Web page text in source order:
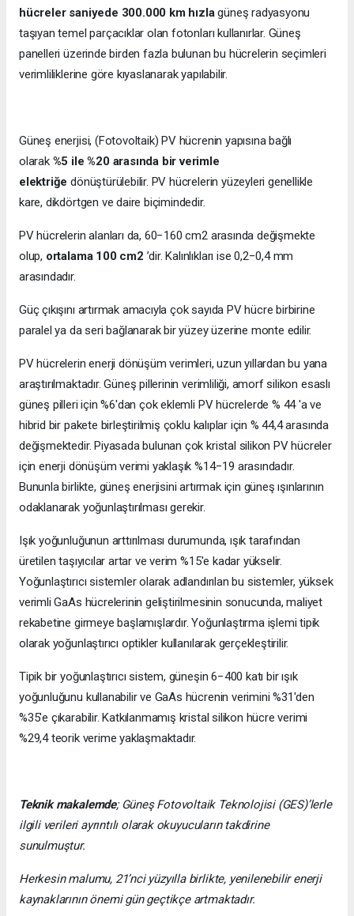
hücreler saniyede 300.000 km hızlagüneş radyasyonu
taşıyan temel parçacıklar olan fotonları kullanırlar. Güneş
panelleri üzerinde birden fazla bulunan bu hücrelerin seçimleri
verimliliklerine göre kıyaslanarak yapılabilir.
Güneş enerjisi, (Fotovoltaik) PV hücrenin yapısına bağlı
olarak %5 ile %20 arasında bir verimle
elektriğedönüştürülebilir. PV hücrelerin yüzeyleri genellikle
kare, dikdörtgen ve daire biçimindedir.
PV hücrelerin alanları da, 60−160 cm2 arasında değişmekte
olup, ortalama 100 cm2 ’dir. Kalınlıkları ise 0,2−0,4 mm
arasındadır.
Güç çıkışını artırmak amacıyla çok sayıda PV hücre birbirine
paralel ya da seri bağlanarak bir yüzey üzerine monte edilir.
PV hücrelerin enerji dönüşüm verimleri, uzun yıllardan bu yana
araştırılmaktadır. Güneş pillerinin verimliliği, amorf silikon esaslı
güneş pilleri için %6'dan çok eklemli PV hücrelerde % 44 'a ve
hibrid bir pakete birleştirilmiş çoklu kalıplar için % 44,4 arasında
değişmektedir. Piyasada bulunan çok kristal silikon PV hücreler
için enerji dönüşüm verimi yaklaşık %14−19 arasındadır.
Bununla birlikte, güneş enerjisini artırmak için güneş ışınlarının
odaklanarak yoğunlaştırılması gerekir.
Işık yoğunluğunun arttırılması durumunda, ışık tarafından
üretilen taşıyıcılar artar ve verim %15'e kadar yükselir.
Yoğunlaştırıcı sistemler olarak adlandırılan bu sistemler, yüksek
verimli GaAs hücrelerinin geliştirilmesinin sonucunda, maliyet
rekabetine girmeye başlamışlardır. Yoğunlaştırma işlemi tipik
olarak yoğunlaştırıcı optikler kullanılarak gerçekleştirilir.
Tipik bir yoğunlaştırıcı sistem, güneşin 6−400 katı bir ışık
yoğunluğunu kullanabilir ve GaAs hücrenin verimini %31'den
%35'e çıkarabilir. Katkılanmamış kristal silikon hücre verimi
%29,4 teorik verime yaklaşmaktadır.
Teknik makalemde; Güneş Fotovoltaik Teknolojisi (GES)’lerle
ilgili verileri ayrıntılı olarak okuyucuların takdirine
sunulmuştur.
Herkesin malumu, 21’nci yüzyılla birlikte, yenilenebilir enerji
kaynaklarının önemi gün geçtikçe artmaktadır.